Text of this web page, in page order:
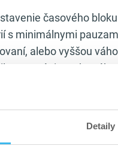
Detaily
časového
s minimálnymi
alebo vyššou
tréningu,
k intervalovým
princípy
času,